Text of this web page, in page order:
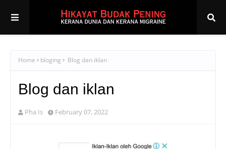
Home bloging Blog dan iklan
Blog dan iklan
Pha Is February 07, 2022